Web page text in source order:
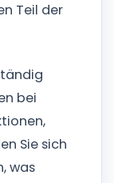
Teil der
bei
Sie sich
was